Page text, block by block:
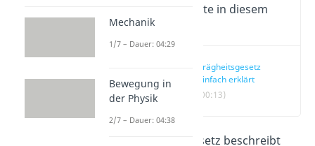
Wichtige Inhalte in diesem
Video
Trägheitsgesetz
einfach erklärt
(00:13)
Das Trägheitsgesetz beschreibt
Mechanik
1/7 – Dauer: 04:29
Bewegung in
der Physik
2/7 – Dauer: 04:38